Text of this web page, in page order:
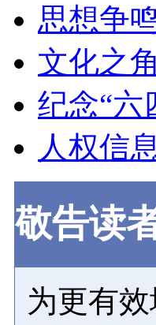
思想争
文化之角
纪念“六
人权信
敬告读
为更有